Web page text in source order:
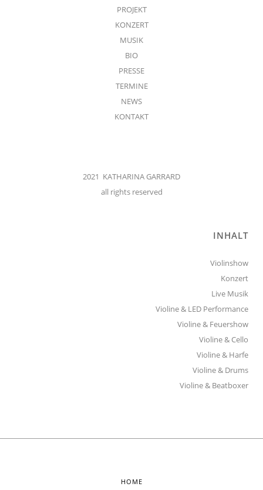
PROJEKT
KONZERT
MUSIK
BIO
PRESSE
TERMINE
NEWS
KONTAKT
2021 KATHARINA GARRARD
all rights reserved
INHALT
Violinshow
Konzert
Live Musik
Violine & LED Performance
Violine & Feuershow
Violine & Cello
Violine & Harfe
Violine & Drums
Violine & Beatboxer
HOME